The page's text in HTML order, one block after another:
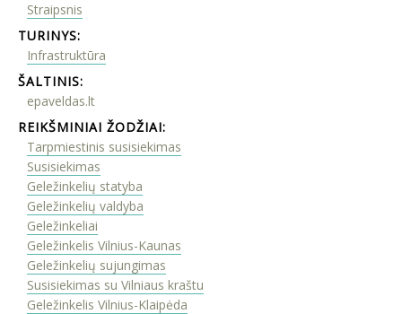
Straipsnis
TURINYS:
Infrastruktūra
ŠALTINIS:
epaveldas.lt
REIKŠMINIAI ŽODŽIAI:
Tarpmiestinis susisiekimas
Susisiekimas
Geležinkelių statyba
Geležinkelių valdyba
Geležinkeliai
Geležinkelis Vilnius-Kaunas
Geležinkelių sujungimas
Susisiekimas su Vilniaus kraštu
Geležinkelis Vilnius-Klaipėda